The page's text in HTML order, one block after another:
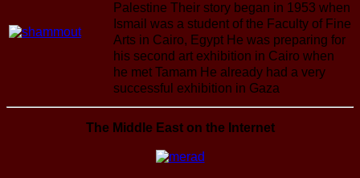
Palestine Their story began in 1953 when
Ismail was a student of the Faculty of Fine
Arts in Cairo, Egypt He was preparing for
his second art exhibition in Cairo when
he met Tamam He already had a very
successful exhibition in Gaza
The Middle East on the Internet